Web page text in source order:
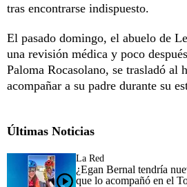
tras encontrarse indispuesto.
El pasado domingo, el abuelo de
una revisión médica y poco
Paloma Rocasolano, se trasladó al
acompañar a su padre durante su
Últimas Noticias
La Red
¿Egan Bernal tendría
que lo acompañó en el